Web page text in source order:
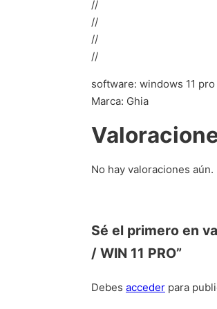
//
//
//
//
software: windows 11
Marca: Ghia
No hay valoraciones aún.
Sé el primero en
/ WIN 11 PRO”
Debes acceder para